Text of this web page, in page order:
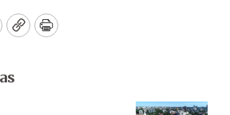
CopyPrint